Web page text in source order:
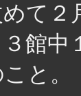
て２
館中
と。